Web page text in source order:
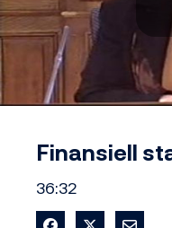
Finansiell
36:32